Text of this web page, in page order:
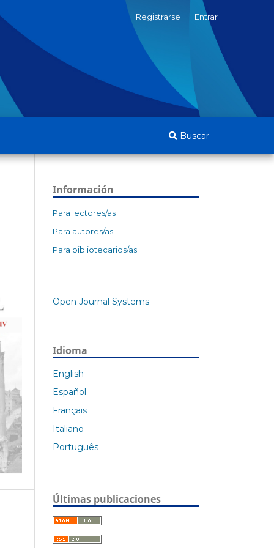
Buscar
Registrarse Entrar
Información
Para lectores/as
Para autores/as
Para bibliotecarios/as
Open Journal Systems
Idioma
English
Español
Français
Italiano
Português
Últimas publicaciones